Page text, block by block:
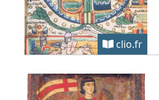
clio.fr